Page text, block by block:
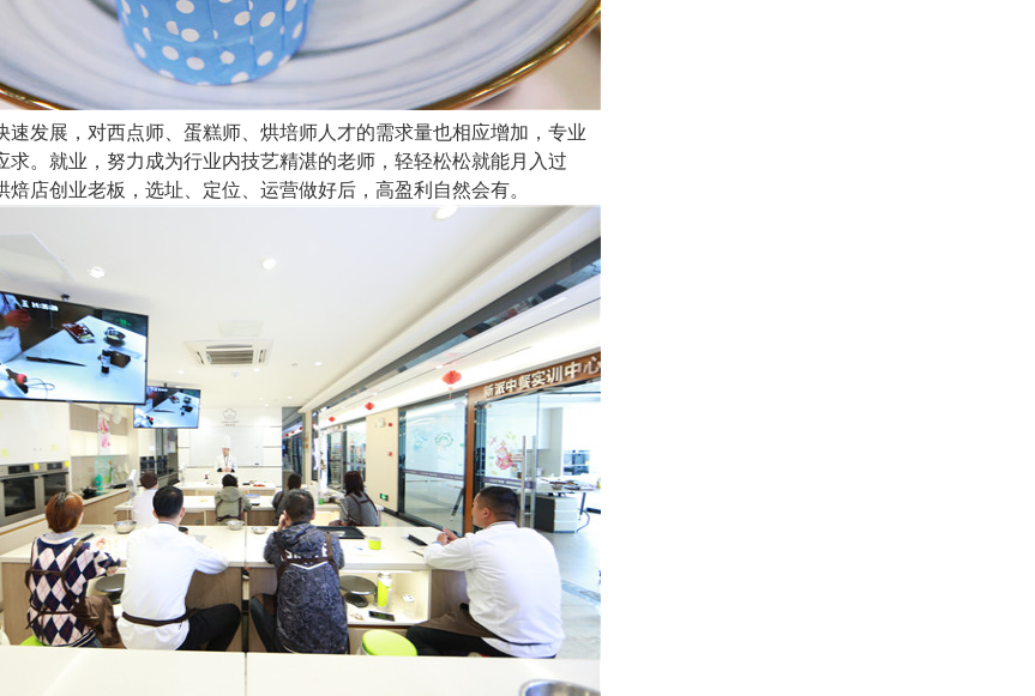
速发展，对西点师、蛋糕师、烘培师人才的需求量也相应增加，专业
求。就业，努力成为行业内技艺精湛的老师，轻轻松松就能月入过
焙店创业老板，选址、定位、运营做好后，高盈利自然会有。